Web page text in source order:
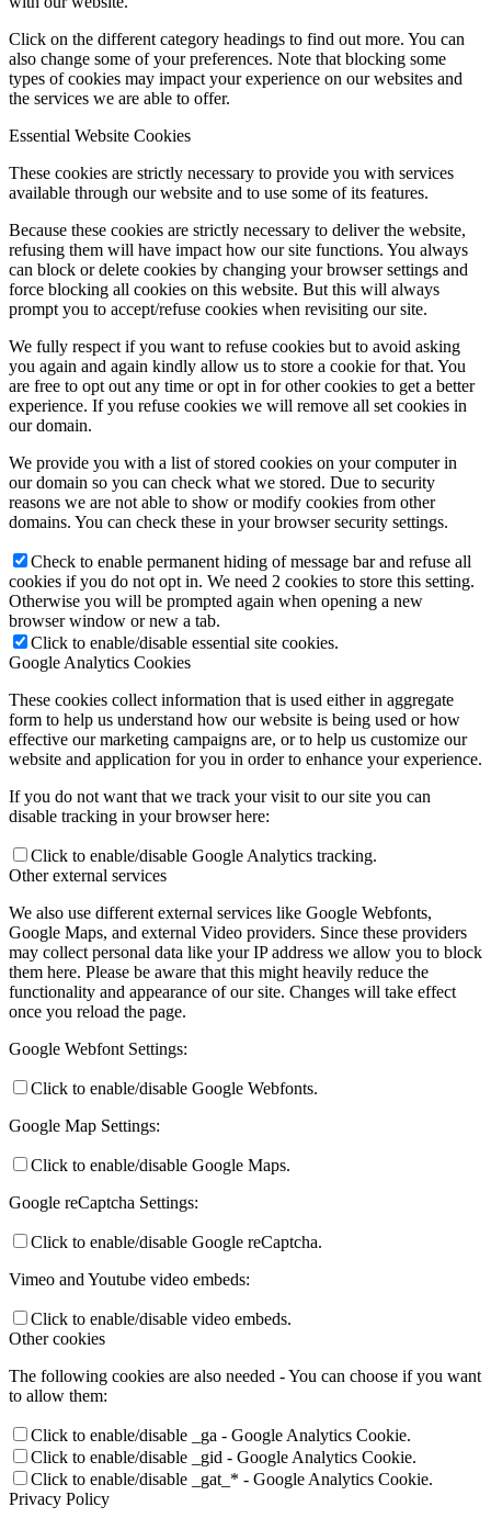
Click on the different category headings to find out more. You can
also change some of your preferences. Note that blocking some
types of cookies may impact your experience on our websites and
the services we are able to offer.
Essential Website Cookies
These cookies are strictly necessary to provide you with services
available through our website and to use some of its features.
Because these cookies are strictly necessary to deliver the website,
refusing them will have impact how our site functions. You always
can block or delete cookies by changing your browser settings and
force blocking all cookies on this website. But this will always
prompt you to accept/refuse cookies when revisiting our site.
We fully respect if you want to refuse cookies but to avoid asking
you again and again kindly allow us to store a cookie for that. You
are free to opt out any time or opt in for other cookies to get a better
experience. If you refuse cookies we will remove all set cookies in
our domain.
We provide you with a list of stored cookies on your computer in
our domain so you can check what we stored. Due to security
reasons we are not able to show or modify cookies from other
domains. You can check these in your browser security settings.
Check to enable permanent hiding of message bar and refuse all
cookies if you do not opt in. We need 2 cookies to store this setting.
Otherwise you will be prompted again when opening a new
browser window or new a tab.
Click to enable/disable essential site cookies.
Google Analytics Cookies
These cookies collect information that is used either in aggregate
form to help us understand how our website is being used or how
effective our marketing campaigns are, or to help us customize our
website and application for you in order to enhance your experience.
If you do not want that we track your visit to our site you can
disable tracking in your browser here:
Click to enable/disable Google Analytics tracking.
Other external services
We also use different external services like Google Webfonts,
Google Maps, and external Video providers. Since these providers
may collect personal data like your IP address we allow you to block
them here. Please be aware that this might heavily reduce the
functionality and appearance of our site. Changes will take effect
once you reload the page.
Google Webfont Settings:
Click to enable/disable Google Webfonts.
Google Map Settings:
Click to enable/disable Google Maps.
Google reCaptcha Settings:
Click to enable/disable Google reCaptcha.
Vimeo and Youtube video embeds:
Click to enable/disable video embeds.
Other cookies
The following cookies are also needed - You can choose if you want
to allow them:
Click to enable/disable _ga - Google Analytics Cookie.
Click to enable/disable _gid - Google Analytics Cookie.
Click to enable/disable _gat_* - Google Analytics Cookie.
Privacy Policy